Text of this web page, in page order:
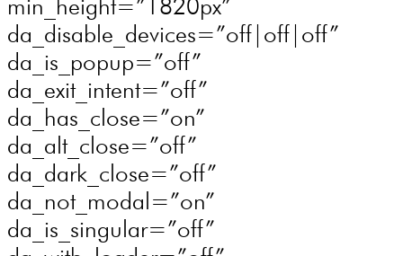
min_height=”1820px”
da_disable_devices=”off|off|off”
da_is_popup=”off”
da_exit_intent=”off”
da_has_close=”on”
da_alt_close=”off”
da_dark_close=”off”
da_not_modal=”on”
da_is_singular=”off”